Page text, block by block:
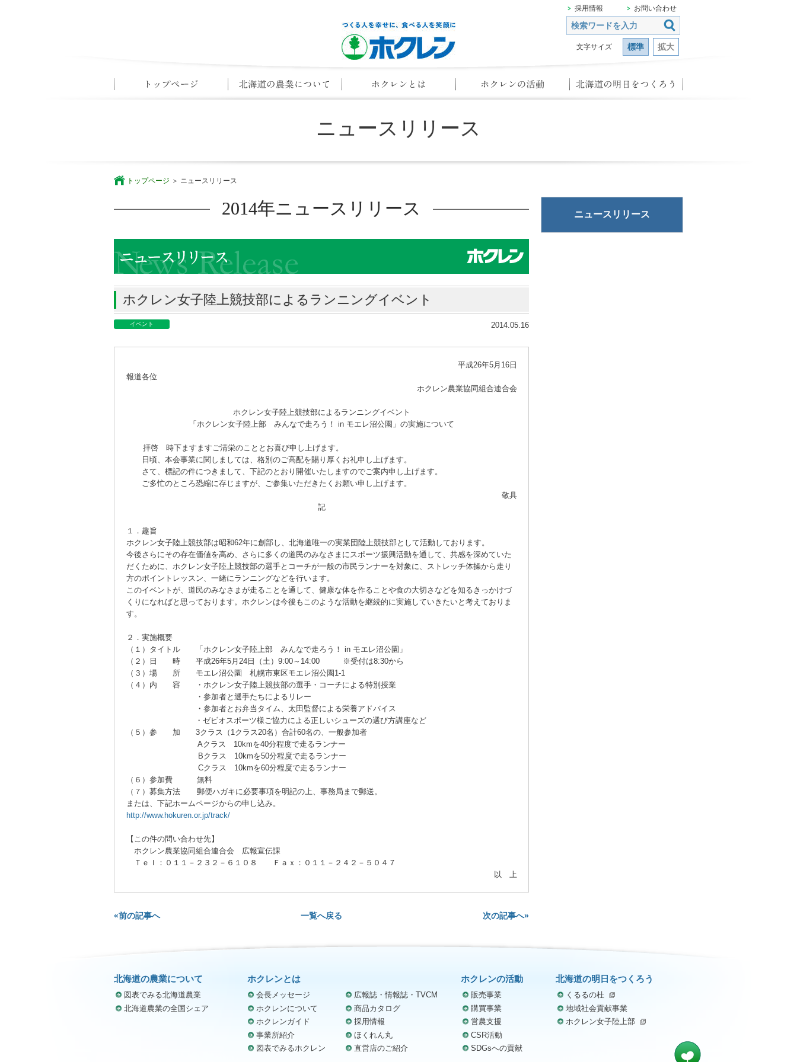
文字サイズ 標準 拡大
採用情報 お問い合わせ
ニュースリリース
トップページ ニュースリリース
2014年ニュースリリース
ホクレン女子陸上競技部によるランニングイベント
イベント 2014.05.16
平成26年5月16日
報道各位
ホクレン農業協同組合連合会
ホクレン女子陸上競技部によるランニングイベント
「ホクレン女子陸上部 みんなで走ろう！ in モエレ沼公園」の実施について
拝啓 時下ますますご清栄のこととお喜び申し上げます。
日頃、本会事業に関しましては、格別のご高配を賜り厚くお礼申し上げます。
さて、標記の件につきまして、下記のとおり開催いたしますのでご案内申し上げます。
ご多忙のところ恐縮に存じますが、ご参集いただきたくお願い申し上げます。
敬具
記
１．趣旨
ホクレン女子陸上競技部は昭和62年に創部し、北海道唯一の実業団陸上競技部として活動しております。
今後さらにその存在価値を高め、さらに多くの道民のみなさまにスポーツ振興活動を通して、共感を深めていた
だくために、ホクレン女子陸上競技部の選手とコーチが一般の市民ランナーを対象に、ストレッチ体操から走り
方のポイントレッスン、一緒にランニングなどを行います。
このイベントが、道民のみなさまが走ることを通して、健康な体を作ることや食の大切さなどを知るきっかけづ
くりになればと思っております。ホクレンは今後もこのような活動を継続的に実施していきたいと考えておりま
す。
２．実施概要
（１）タイトル 「ホクレン女子陸上部 みんなで走ろう！ in モエレ沼公園」
（２）日 時 平成26年5月24日（土）9:00～14:00 ※受付は8:30から
（３）場 所 モエレ沼公園 札幌市東区モエレ沼公園1-1
（４）内 容 ・ホクレン女子陸上競技部の選手・コーチによる特別授業
・参加者と選手たちによるリレー
・参加者とお弁当タイム、太田監督による栄養アドバイス
・ゼビオスポーツ様ご協力による正しいシューズの選び方講座など
（５）参 加 3クラス（1クラス20名）合計60名の、一般参加者
Aクラス 10kmを40分程度で走るランナー
Bクラス 10kmを50分程度で走るランナー
Cクラス 10kmを60分程度で走るランナー
（６）参加費 無料
（７）募集方法 郵便ハガキに必要事項を明記の上、事務局まで郵送。
または、下記ホームページからの申し込み。
http://www.hokuren.or.jp/track/
【この件の問い合わせ先】
ホクレン農業協同組合連合会 広報宣伝課
Ｔｅｌ：０１１－２３２－６１０８ Ｆａｘ：０１１－２４２－５０４７
以 上
一覧へ戻る
«前の記事へ 次の記事へ»
ニュースリリース
北海道の農業について
図表でみる北海道農業
北海道農業の全国シェア
ホクレンとは
会長メッセージ
ホクレンについて
ホクレンガイド
事業所紹介
図表でみるホクレン
広報誌・情報誌・TVCM
商品カタログ
採用情報
ほくれん丸
直営店のご紹介
ホクレンの活動
販売事業
購買事業
営農支援
CSR活動
SDGsへの貢献
北海道の明日をつくろう
くるるの杜
地域社会貢献事業
ホクレン女子陸上部